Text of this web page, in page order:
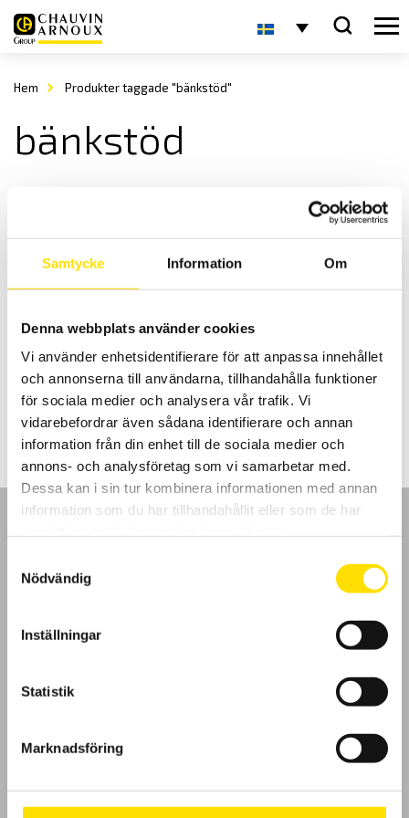
Samtycke Information Om
Denna webbplats använder cookies
Vi använder enhetsidentifierare för att anpassa innehållet
och annonserna till användarna, tillhandahålla funktioner
för sociala medier och analysera vår trafik. Vi
vidarebefordrar även sådana identifierare och annan
information från din enhet till de sociala medier och
annons- och analysföretag som vi samarbetar med.
Dessa kan i sin tur kombinera informationen med annan
information som du har tillhandahållit eller som de har
Nödvändig
Inställningar
Statistik
Marknadsföring
Hem Produkter taggade "bänkstöd"
bänkstöd
Tillbehör till CA1510
Tillbehör för inomhuslogger CA1510.
630.00 kr –1,810.00 kr Prisintervall:
630.00 kr
till
1,810.00 kr
LÄS MER